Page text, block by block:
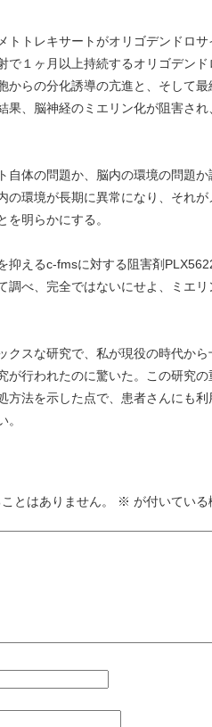
トトレキサートがオリゴデンドロ
で１ヶ月以上持続するオリゴデン
からの分化誘導の亢進と、そして
果、脳神経のミエリン化が阻害さ
自体の問題か、脳内の環境の問題
の環境が長期に異常になり、それ
を明らかにする。
抑えるc-fmsに対する阻害剤
調べ、完全ではないにせよ、ミエ
クスな研究で、私が現役の時代か
が行われたのに驚いた。この研究
方法を示した点で、患者さんにも
とはありません。 ※ が付いてい